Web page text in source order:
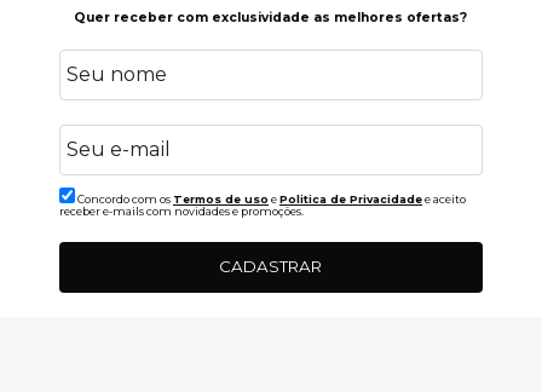
Quer receber com exclusividade as melhores ofertas?
Concordo com os Termos de uso ePolitica de Privacidadee aceito
receber e-mails com novidades e promoções.
CADASTRAR